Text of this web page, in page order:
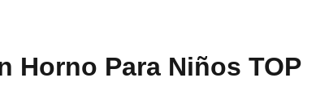
Horno Para Niños TOP